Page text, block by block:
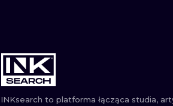
INKsearch to platforma łącząca studia,